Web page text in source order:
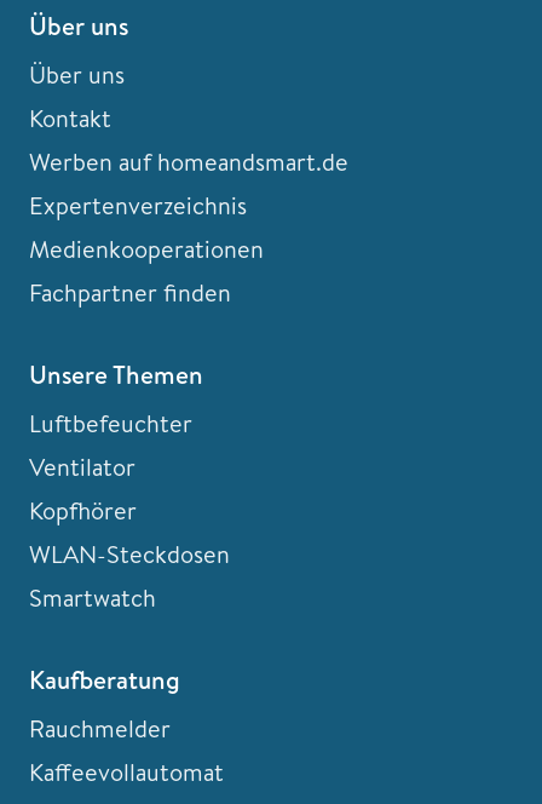
Über uns
Über uns
Kontakt
Werben auf homeandsmart.de
Expertenverzeichnis
Medienkooperationen
Fachpartner finden
Unsere Themen
Luftbefeuchter
Ventilator
Kopfhörer
WLAN-Steckdosen
Smartwatch
Kaufberatung
Rauchmelder
Kaffeevollautomat